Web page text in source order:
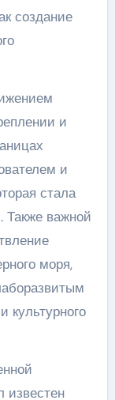
создание
и
и
стала
важной
моря,
культурного
известен